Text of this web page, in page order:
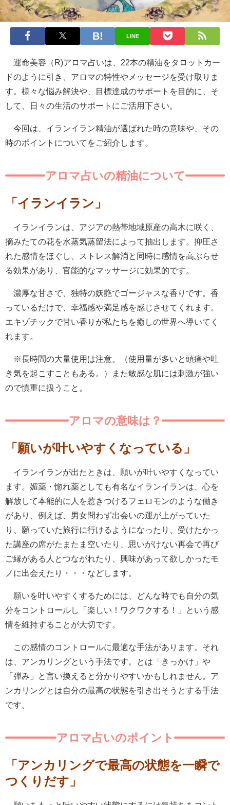
LINE
運命美容（R)アロマ占いは、22本の精油をタロットカー
ドのように引き、アロマの特性やメッセージを受け取りま
す。様々な悩み解決や、目標達成のサポートを目的に、そ
して、日々の生活のサポートにご活用下さい。
今回は、イランイラン精油が選ばれた時の意味や、その
時のポイントについてをご紹介します。
アロマ占いの精油について
「イランイラン」
イランイランは、アジアの熱帯地域原産の高木に咲く、
摘みたての花を水蒸気蒸留法によって抽出します。抑圧さ
れた感情をほぐし、ストレス解消と同時に感情を高ぶらせ
る効果があり、官能的なマッサージに効果的です。
濃厚な甘さで、独特の妖艶でゴージャスな香りです。香
っているだけで、幸福感や満足感を感じさせてくれます。
エキゾチックで甘い香りが私たちを癒しの世界へ導いてく
れます。
※長時間の大量使用は注意。（使用量が多いと頭痛や吐
き気を起こすこともある。）また敏感な肌には刺激が強い
ので慎重に扱うこと。
アロマの意味は？
「願いが叶いやすくなっている」
イランイランが出たときは、願いが叶いやすくなってい
ます。媚薬・惚れ薬としても有名なイランイランは、心を
解放して本能的に人を惹きつけるフェロモンのような働き
があり、例えば、男女問わず出会いの運が上がっていた
り、願っていた旅行に行けるようになったり、受けたかっ
た講座の席がたまたま空いたり、思いがけない再会で再び
ご縁がある人とつながれたり、興味があって欲しかったモ
ノに出会えたり・・・などします。
願いを叶いやすくするためには、どんな時でも自分の気
分をコントロールし「楽しい！ワクワクする！」という感
情を維持することが大切です。
この感情のコントロールに最適な手法があります。それ
は、アンカリングという手法です。とは「きっかけ」や
「弾み」と言い換えると分かりやすいかもしれません。ア
ンカリングとは自分の最高の状態を引き出そうとする手法
です。
アロマ占いのポイント
「アンカリングで最高の状態を一瞬で
つくりだす」